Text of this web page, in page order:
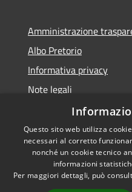
Amministrazione
Albo Pretorio
Informativa privacy
Note legali
Dichiarazione di
RSS
Accessibilità
Questo sito web utilizza
necessari al corretto
nonché un cookie tecnico
informazioni
Per maggiori dettagli, può